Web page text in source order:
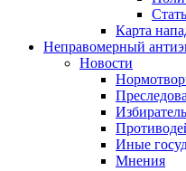
Карта
Неправомерный
Новости
Иные
Мнения